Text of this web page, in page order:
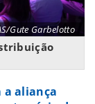
Gute Garbelotto
a aliança